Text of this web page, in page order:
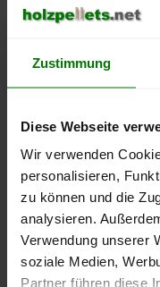
Zustimmung
Diese Webseite
Wir verwenden
personalisieren,
zu können und die
analysieren.
Verwendung unserer
soziale Medien,
Partner führen diese
2025
250 €
300 €
400 €
Die aktuelle
können Sie